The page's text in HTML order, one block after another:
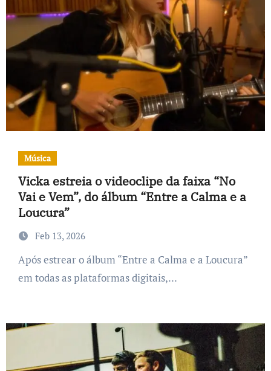
Música
Vicka estreia o videoclipe da faixa “No
Vai e Vem”, do álbum “Entre a Calma e a
Loucura”
Feb 13, 2026
Após estrear o álbum “Entre a Calma e a Loucura”
em todas as plataformas digitais,...